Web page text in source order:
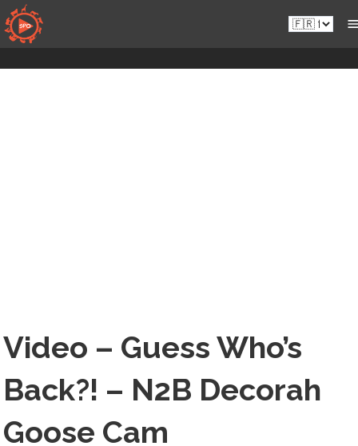
Passer
au
contenu
Fr.sportsmansparadiseonline.com
Video – Guess Who’s
Back?! – N2B Decorah
Goose Cam